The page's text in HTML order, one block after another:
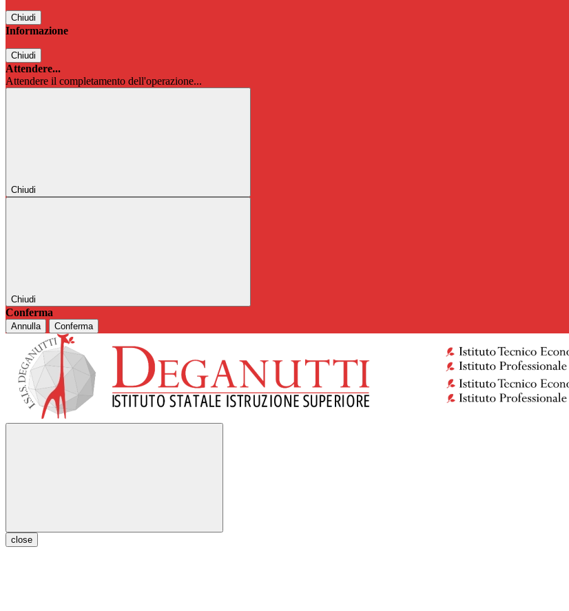
Chiudi
Informazione
Chiudi
Attendere...
Attendere il completamento dell'operazione...
Chiudi
Chiudi
Conferma
Annulla Conferma
close